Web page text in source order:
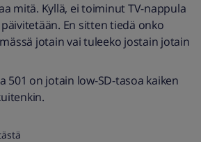
mitä. Kyllä, ei toiminut TV-nappula
En sitten tiedä onko
jotain vai tuleeko jostain jotain
501 on jotain low-SD-tasoa kaiken